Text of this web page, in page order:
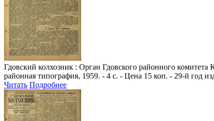
Гдовский колхозник : Орган Гдовского районного
районная типография, 1959. - 4 с. - Цена 15 коп. - 29-й год
Читать Подробнее